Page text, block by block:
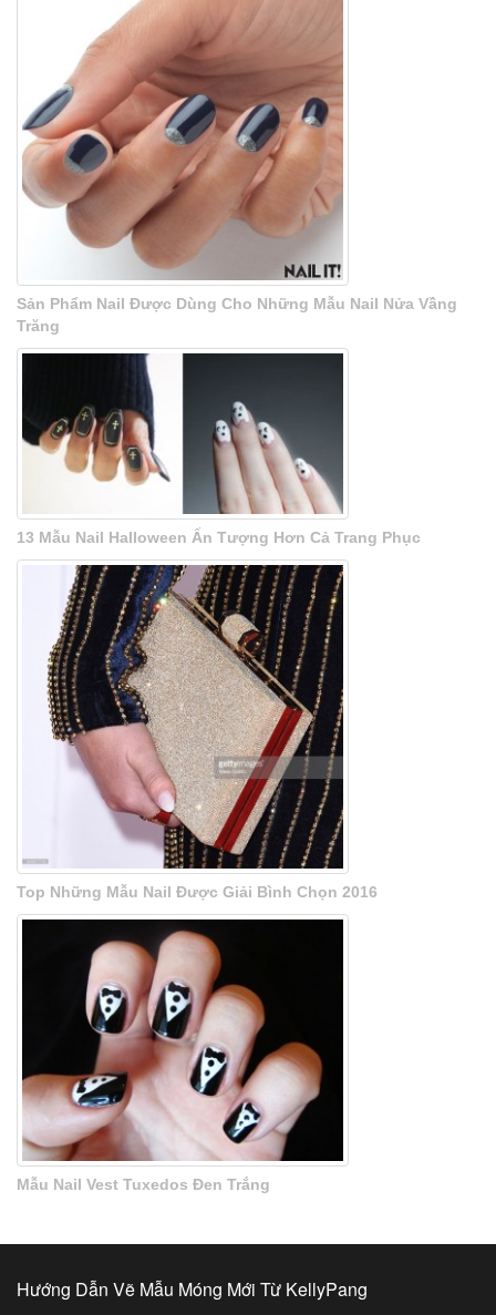
Sản Phẩm Nail Được Dùng Cho Những Mẫu Nail Nửa Vầng
Trăng
13 Mẫu Nail Halloween Ấn Tượng Hơn Cả Trang Phục
Top Những Mẫu Nail Được Giải Bình Chọn 2016
Mẫu Nail Vest Tuxedos Đen Trắng
Hướng Dẫn Vẽ Mẫu Móng Mới Từ KellyPang